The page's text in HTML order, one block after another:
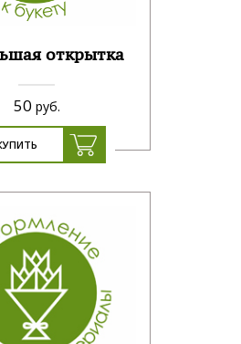
открытка
50 руб.